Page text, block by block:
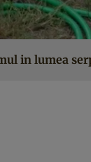
in lumea